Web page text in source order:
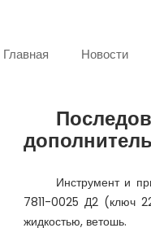
Главная Новости
Инструмент и
7811-0025 Д2 (ключ
жидкостью, ветошь.